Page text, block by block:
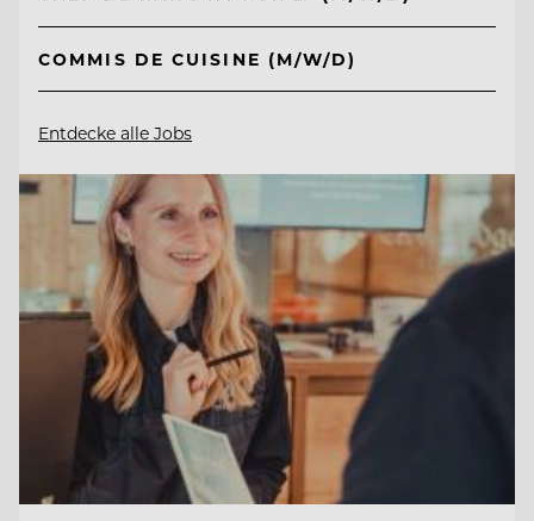
COMMIS DE CUISINE (M/W/D)
Entdecke alle Jobs